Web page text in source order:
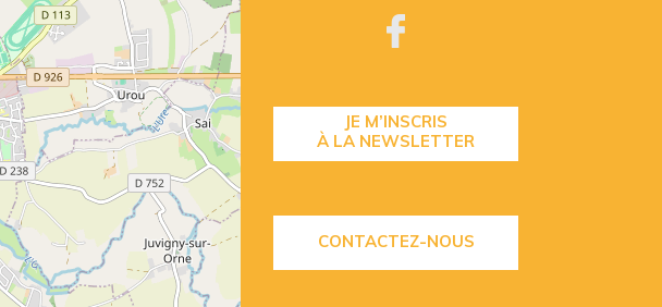
JE M’INSCRIS
À LA NEWSLETTER
CONTACTEZ-NOUS